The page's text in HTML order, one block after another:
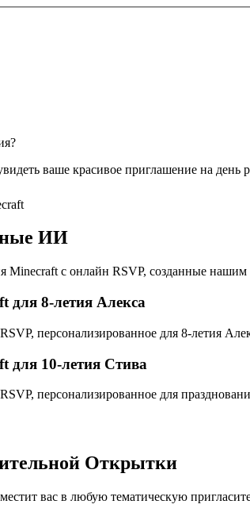
ваше красивое приглашение на день
ИИ
с онлайн RSVP, созданные
для 8-летия Алекса
персонализированное для 8-летия
для 10-летия Стива
персонализированное для
Открытки
вас в любую тематическую